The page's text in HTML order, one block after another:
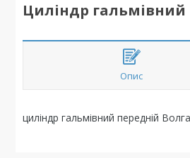
Циліндр гальмівний
Опис
циліндр гальмівний передній